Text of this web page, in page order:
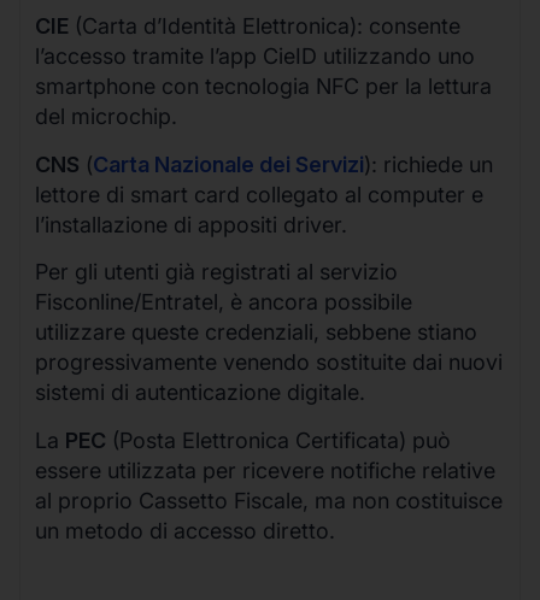
CIE (Carta d’Identità Elettronica): consente
l’accesso tramite l’app CieID utilizzando uno
smartphone con tecnologia NFC per la lettura
del microchip.
CNS (Carta Nazionale dei Servizi): richiede un
lettore di smart card collegato al computer e
l’installazione di appositi driver.
Per gli utenti già registrati al servizio
Fisconline/Entratel, è ancora possibile
utilizzare queste credenziali, sebbene stiano
progressivamente venendo sostituite dai nuovi
sistemi di autenticazione digitale.
La PEC (Posta Elettronica Certificata) può
essere utilizzata per ricevere notifiche relative
al proprio Cassetto Fiscale, ma non costituisce
un metodo di accesso diretto.